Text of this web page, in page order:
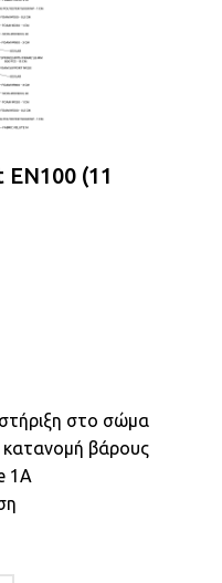
(11
στο σώμα
βάρους
1A